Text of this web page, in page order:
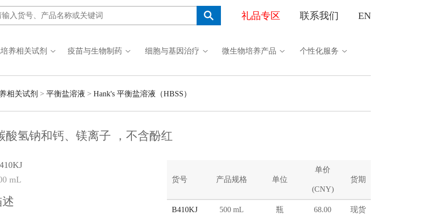
EN
联系我们
礼品专区
养相关试剂 疫苗与生物制药 细胞与基因治疗 微生物培养产品 个性化服务
相关试剂 > 平衡盐溶液 > Hank's 平衡盐溶液（HBSS）
氢钠和钙、镁离子 ，不含酚红
mL
货号 产品规格 单位
单价
(CNY)
货期
B410KJ 500 mL 瓶 68.00 现货